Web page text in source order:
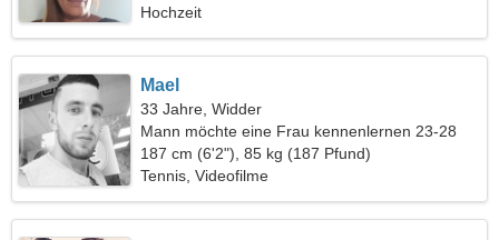
Hochzeit
Mael
33 Jahre, Widder
Mann möchte eine Frau kennenlernen 23-28
187 cm (6'2"), 85 kg (187 Pfund)
Tennis, Videofilme